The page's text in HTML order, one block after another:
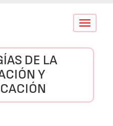
Conmutar
DE LA
Y